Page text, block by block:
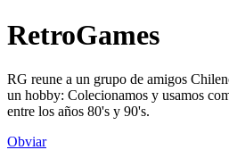
RetroGames
RG reune a un grupo de amigos
un hobby: Colecionamos y usamos
entre los años 80's y 90's.
Obviar